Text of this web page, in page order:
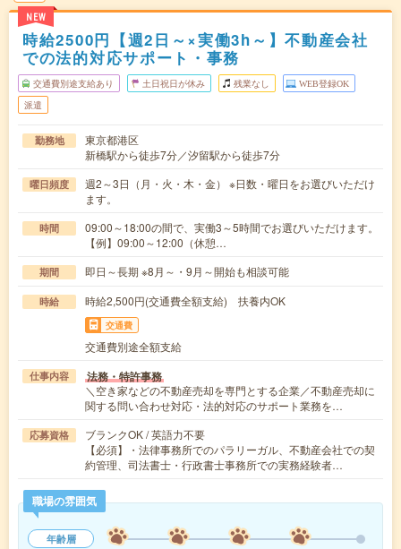
NEW
時給2500円【週2日～×実働3h～】不動産会社
での法的対応サポート・事務
交通費別途支給あり 土日祝日が休み 残業なし WEB登録OK
派遣
勤務地
東京都港区
新橋駅から徒歩7分／汐留駅から徒歩7分
曜日頻度
週2～3日（月・火・木・金） ※日数・曜日をお選びいただけ
ます。
時間
09:00～18:00の間で、実働3～5時間でお選びいただけます。
【例】09:00～12:00（休憩…
期間 即日～長期 ※8月～・9月～開始も相談可能
時給 時給2,500円(交通費全額支給) 扶養内OK
交通費
交通費別途全額支給
仕事内容 法務・特許事務
＼空き家などの不動産売却を専門とする企業／不動産売却に
関する問い合わせ対応・法的対応のサポート業務を…
応募資格
ブランクOK / 英語力不要
【必須】・法律事務所でのパラリーガル、不動産会社での契
約管理、司法書士・行政書士事務所での実務経験者…
職場の雰囲気
年齢層